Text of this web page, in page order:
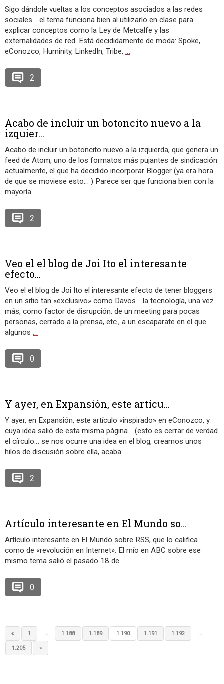
Sigo dándole vueltas a los conceptos asociados a las redes
sociales… el tema funciona bien al utilizarlo en clase para
explicar conceptos como la Ley de Metcalfe y las
externalidades de red. Está decididamente de moda: Spoke,
eConozco, Huminity, LinkedIn, Tribe, …
2
Acabo de incluir un botoncito nuevo a la
izquier...
Acabo de incluir un botoncito nuevo a la izquierda, que genera un
feed de Atom, uno de los formatos más pujantes de sindicación
actualmente, el que ha decidido incorporar Blogger (ya era hora
de que se moviese esto… ) Parece ser que funciona bien con la
mayoría …
2
Veo el el blog de Joi Ito el interesante
efecto...
Veo el el blog de Joi Ito el interesante efecto de tener bloggers
en un sitio tan «exclusivo» como Davos… la tecnología, una vez
más, como factor de disrupción: de un meeting para pocas
personas, cerrado a la prensa, etc., a un escaparate en el que
algunos …
0
Y ayer, en Expansión, este artícu...
Y ayer, en Expansión, este artículo «inspirado» en eConozco, y
cuya idea salió de esta misma página… (esto es cerrar de verdad
el círculo… se nos ocurre una idea en el blog, creamos unos
hilos de discusión sobre ella, acaba …
2
Artí­culo interesante en El Mundo so...
Artí­culo interesante en El Mundo sobre RSS, que lo califica
como de «revolución en Internet». El mío en ABC sobre ese
mismo tema salió el pasado 18 de …
0
« 1 … 1.188 1.189 1.190 1.191 1.192 …
1.205 »